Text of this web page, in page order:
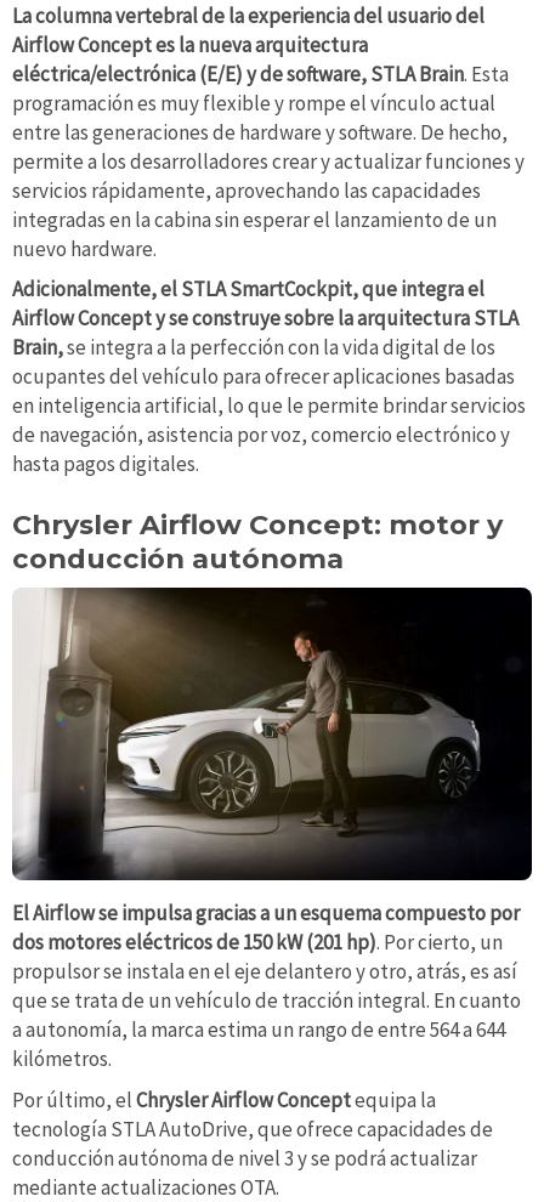
La columna vertebral de la experiencia del usuario del
Airflow Concept es la nueva arquitectura
eléctrica/electrónica (E/E) y de software, STLA Brain. Esta
programación es muy flexible y rompe el vínculo actual
entre las generaciones de hardware y software. De hecho,
permite a los desarrolladores crear y actualizar funciones y
servicios rápidamente, aprovechando las capacidades
integradas en la cabina sin esperar el lanzamiento de un
nuevo hardware.
Adicionalmente, el STLA SmartCockpit, que integra el
Airflow Concept y se construye sobre la arquitectura STLA
Brain,se integra a la perfección con la vida digital de los
ocupantes del vehículo para ofrecer aplicaciones basadas
en inteligencia artificial, lo que le permite brindar servicios
de navegación, asistencia por voz, comercio electrónico y
hasta pagos digitales.
Chrysler Airflow Concept: motor y
conducción autónoma
El Airflow se impulsa gracias a un esquema compuesto por
dos motores eléctricos de 150 kW (201 hp). Por cierto, un
propulsor se instala en el eje delantero y otro, atrás, es así
que se trata de un vehículo de tracción integral. En cuanto
a autonomía, la marca estima un rango de entre 564 a 644
kilómetros.
Por último, elChrysler Airflow Conceptequipa la
tecnología STLA AutoDrive, que ofrece capacidades de
conducción autónoma de nivel 3 y se podrá actualizar
mediante actualizaciones OTA.